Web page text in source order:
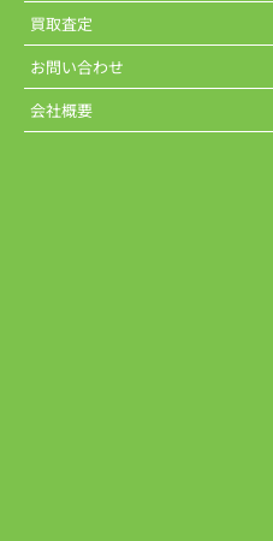
買取査定
お問い合わせ
会社概要